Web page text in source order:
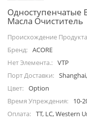
Одноступенчатые
Масла Очиститель
Происхождение
Бренд: ACORE
Нет Элемента.: VTP
Порт Доставки:
Цвет: Option
Время Упреждения:
10-
Оплата: TT, LC, Western